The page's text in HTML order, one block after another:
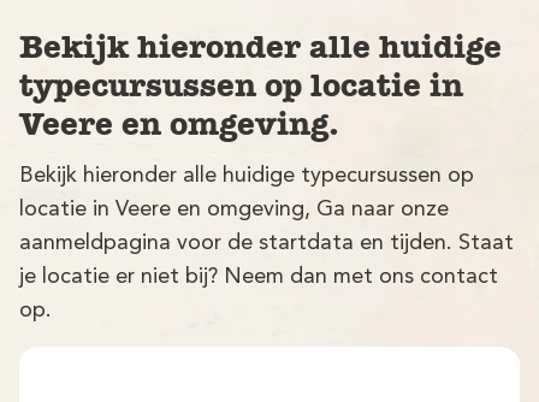
Bekijk hieronder alle huidige
typecursussen op locatie in
Veere en omgeving.
Bekijk hieronder alle huidige typecursussen op
locatie in Veere en omgeving, Ga naar onze
aanmeldpagina voor de startdata en tijden. Staat
je locatie er niet bij? Neem dan met ons contact
op.